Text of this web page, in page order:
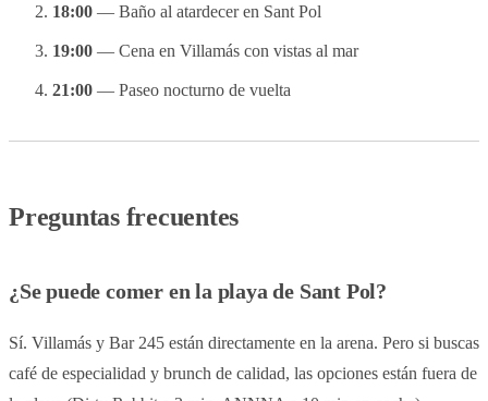
18:00 — Baño al atardecer en Sant Pol
19:00 — Cena en Villamás con vistas al mar
21:00 — Paseo nocturno de vuelta
Preguntas frecuentes
¿Se puede comer en la playa de Sant Pol?
Sí. Villamás y Bar 245 están directamente en la arena. Pero si buscas
café de especialidad y brunch de calidad, las opciones están fuera de